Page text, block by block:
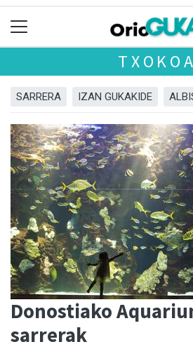
TXOKOA
SARRERA IZAN GUKAKIDE
Donostiako
sarrerak